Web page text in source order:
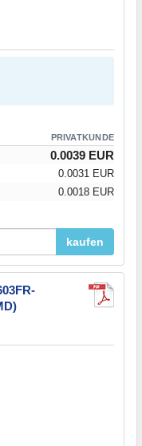
PRIVATKUNDE
0.0039 EUR
0.0031 EUR
0.0018 EUR
kaufen